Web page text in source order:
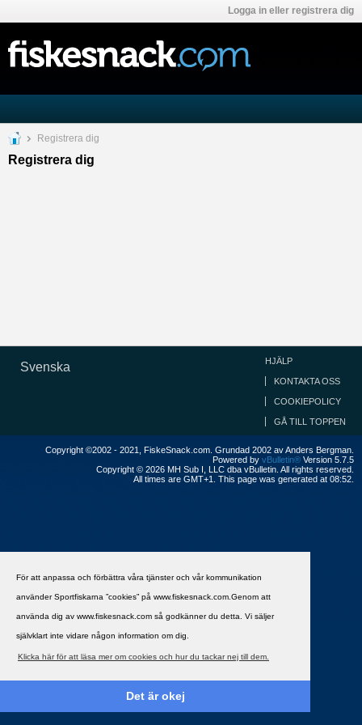
För att anpassa och förbättra våra tjänster och vår kommunikation
använder Sportfiskarna ”cookies” på www.fiskesnack.com.Genom att
använda dig av www.fiskesnack.com så godkänner du detta. Vi säljer
självklart inte vidare någon information om dig.
Klicka här för att läsa mer om cookies och hur du tackar nej till dem.
Det är okej
Logga in eller registrera dig
Registrera dig
Registrera dig
Svenska HJÄLP
KONTAKTA OSS
COOKIEPOLICY
GÅ TILL TOPPEN
Copyright ©2002 - 2021, FiskeSnack.com. Grundad 2002 av Anders Bergman.
Powered by vBulletin® Version 5.7.5
Copyright © 2026 MH Sub I, LLC dba vBulletin. All rights reserved.
All times are GMT+1. This page was generated at 08:52.